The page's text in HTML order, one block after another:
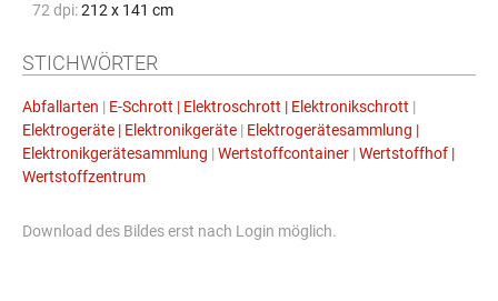
72 dpi: 212 x 141 cm
STICHWÖRTER
Abfallarten | E-Schrott | Elektroschrott | Elektronikschrott |
Elektrogeräte | Elektronikgeräte | Elektrogerätesammlung |
Elektronikgerätesammlung | Wertstoffcontainer | Wertstoffhof |
Wertstoffzentrum
Download des Bildes erst nach Login möglich.